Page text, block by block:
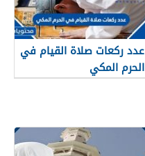
عدد ركعات صلاة القيام في
الحرم المكي